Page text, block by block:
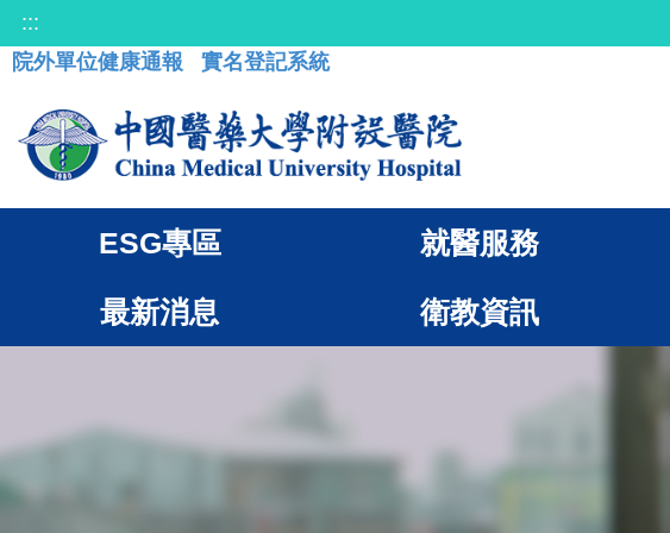
:::
院外單位健康通報
實名登記系統
ESG專區 就醫服務
最新消息 衛教資訊